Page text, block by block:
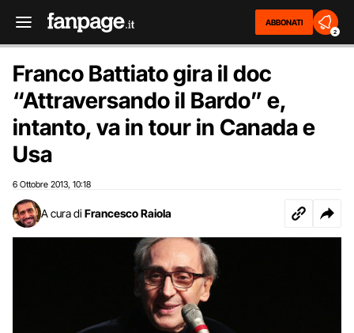
ABBONATI
2
Franco Battiato gira il doc
“Attraversando il Bardo” e,
intanto, va in tour in Canada e
Usa
6 Ottobre 2013 10:18
A cura di Francesco Raiola